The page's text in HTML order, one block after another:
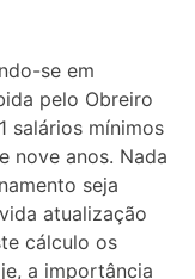
se em
pelo Obreiro
salários mínimos
nove anos. Nada
seja
atualização
cálculo os
a importância